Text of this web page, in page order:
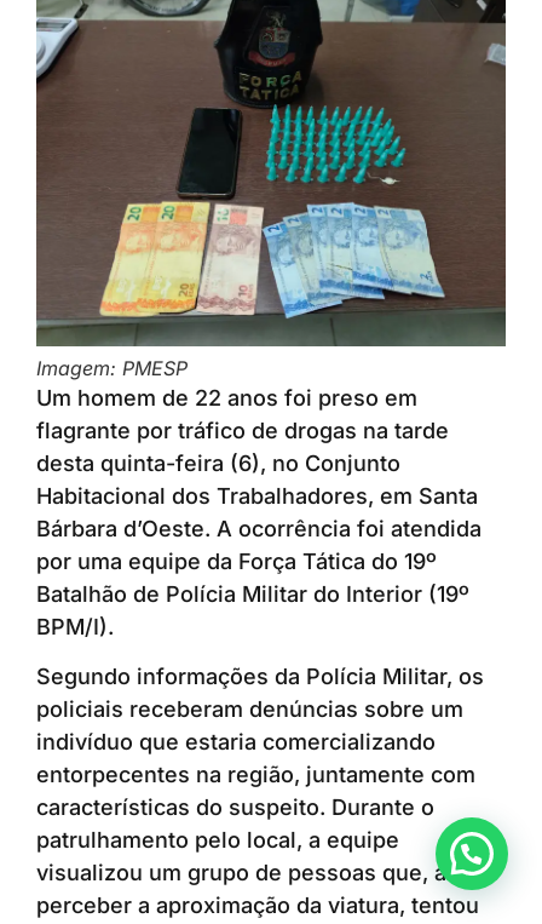
Imagem: PMESP
Um homem de 22 anos foi preso em
flagrante por tráfico de drogas na tarde
desta quinta-feira (6), no Conjunto
Habitacional dos Trabalhadores, em Santa
Bárbara d’Oeste. A ocorrência foi atendida
por uma equipe da Força Tática do 19º
Batalhão de Polícia Militar do Interior (19º
BPM/I).
Segundo informações da Polícia Militar, os
policiais receberam denúncias sobre um
indivíduo que estaria comercializando
entorpecentes na região, juntamente com
características do suspeito. Durante o
patrulhamento pelo local, a equipe
visualizou um grupo de pessoas que, ao
perceber a aproximação da viatura, tentou
Anunciar ou recomendar matéria